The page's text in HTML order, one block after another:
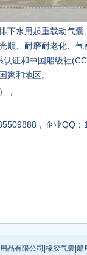
排下水用起重载动气
顺、耐磨耐老化、
证和中国船级社
家和地区。
，
，企业QQ
品有限公司 橡胶气囊 船